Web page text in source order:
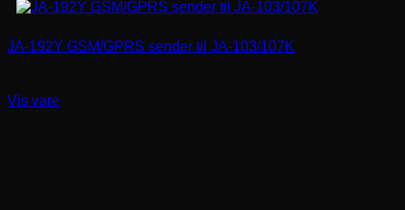
JA-192Y GSM/GPRS sender til JA-103/107K
Vis vare